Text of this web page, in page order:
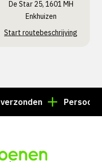
De Star 25, 1601 MH
Enkhuizen
Start routebeschrijving
Persoonlijk